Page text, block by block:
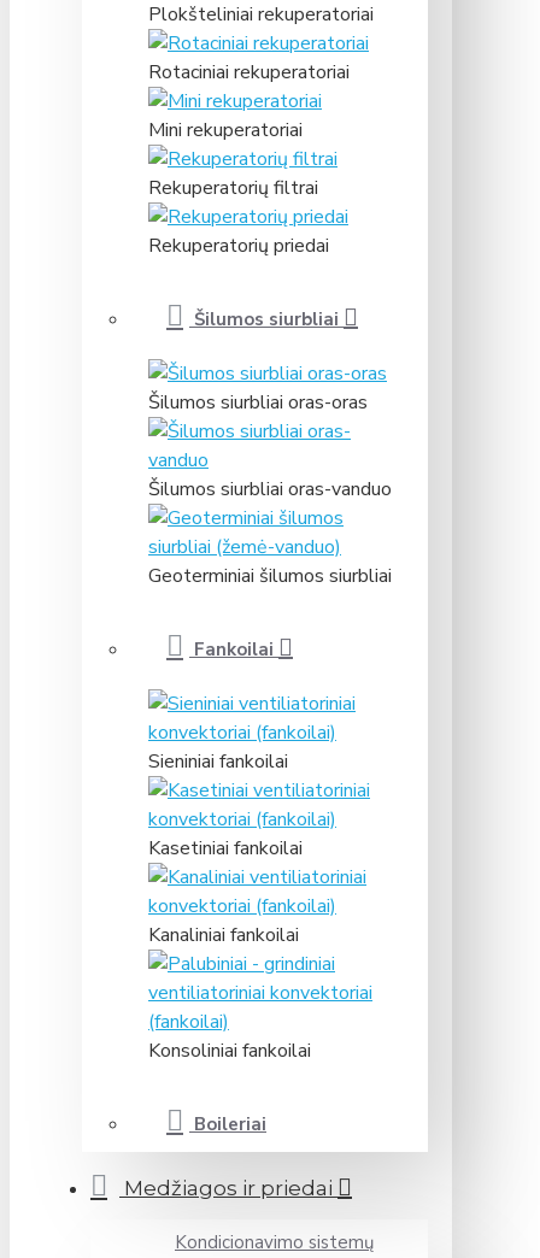
Plokšteliniai rekuperatoriai
Rotaciniai rekuperatoriai
Mini rekuperatoriai
Rekuperatorių filtrai
Rekuperatorių priedai
Šilumos siurbliai
Šilumos siurbliai oras-oras
Šilumos siurbliai oras-vanduo
Geoterminiai šilumos siurbliai
Fankoilai
Sieniniai fankoilai
Kasetiniai fankoilai
Kanaliniai fankoilai
Konsoliniai fankoilai
Boileriai
Medžiagos ir priedai
Kondicionavimo sistemų